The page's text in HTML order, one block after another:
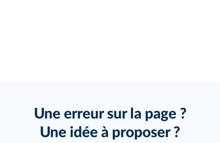
Une erreur sur la page ?
Une idée à proposer ?